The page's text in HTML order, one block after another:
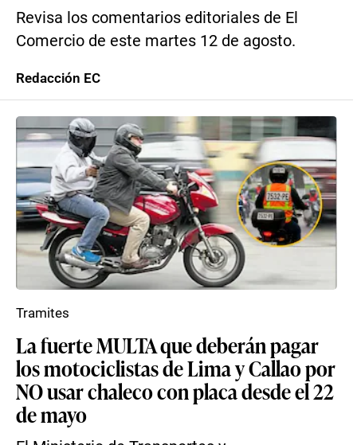
Revisa los comentarios editoriales de El
Comercio de este martes 12 de agosto.
Redacción EC
La fuerte MULTA que deberán pagar
los motociclistas de Lima y Callao por
NO usar chaleco con placa desde el 22
de mayo
Tramites